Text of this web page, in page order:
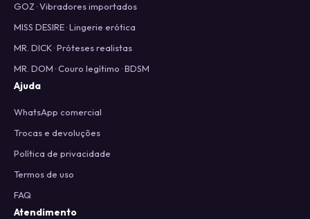
GOZ · Vibradores importados
MISS DESIRE · Lingerie erótica
MR. DICK · Próteses realistas
MR. DOM · Couro legítimo · BDSM
Ajuda
WhatsApp comercial
Trocas e devoluções
Política de privacidade
Termos de uso
FAQ
Atendimento